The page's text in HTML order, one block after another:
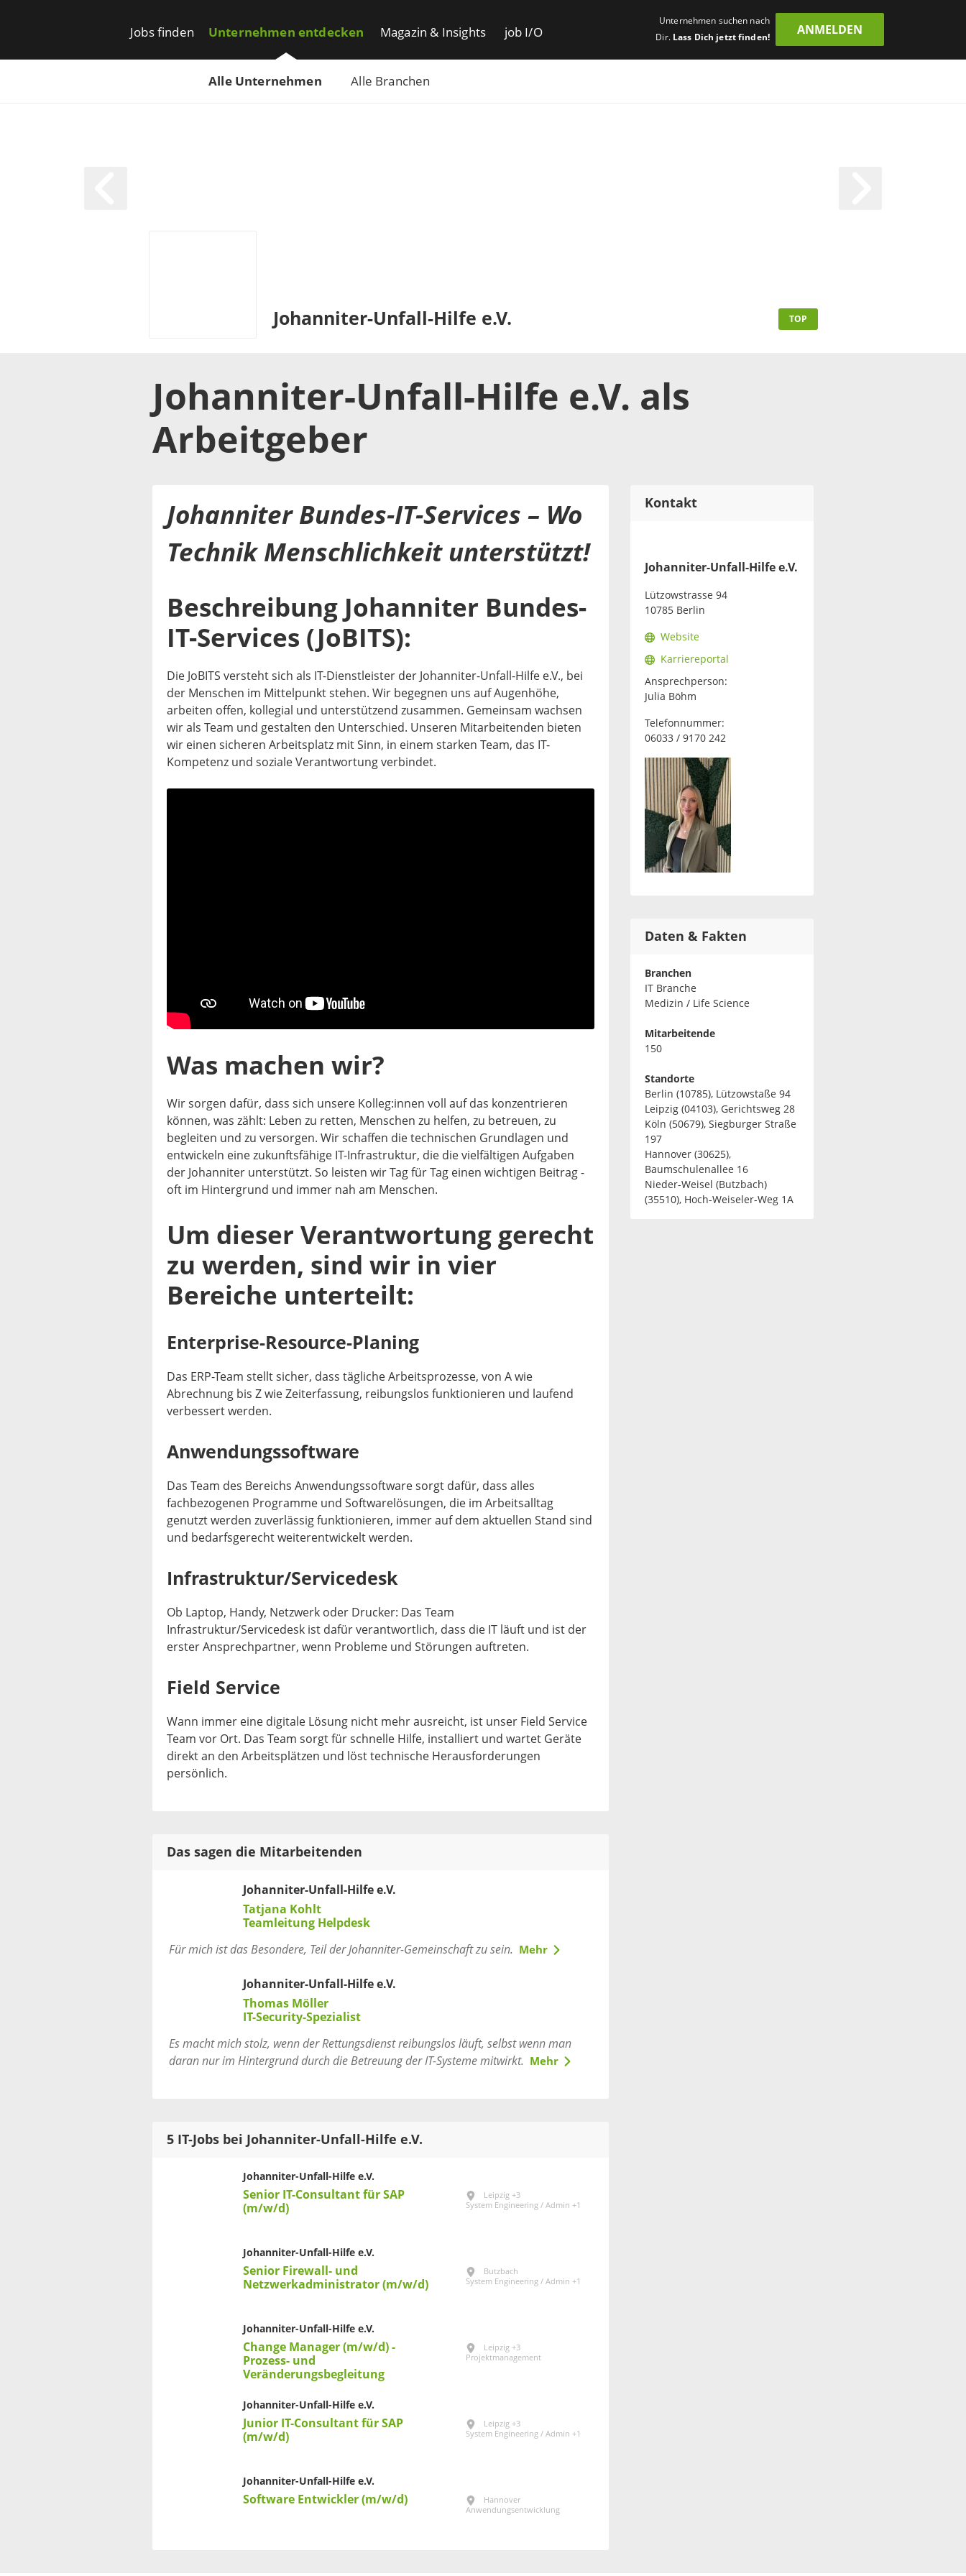
Jobs finden Unternehmen entdecken
Alle Unternehmen Alle Branchen
Magazin & Insights job I/O
Unternehmen suchen nach
Dir. Lass Dich jetzt finden!
ANMELDEN
Johanniter-Unfall-Hilfe e.V. TOP
Johanniter-Unfall-Hilfe e.V. als
Arbeitgeber
Johanniter Bundes-IT-Services – Wo
Technik Menschlichkeit unterstützt!
Beschreibung Johanniter Bundes-
IT-Services (JoBITS):
Die JoBITS versteht sich als IT-Dienstleister der Johanniter-Unfall-Hilfe e.V., bei
der Menschen im Mittelpunkt stehen. Wir begegnen uns auf Augenhöhe,
arbeiten offen, kollegial und unterstützend zusammen. Gemeinsam wachsen
wir als Team und gestalten den Unterschied. Unseren Mitarbeitenden bieten
wir einen sicheren Arbeitsplatz mit Sinn, in einem starken Team, das IT-
Kompetenz und soziale Verantwortung verbindet.
Was machen wir?
Wir sorgen dafür, dass sich unsere Kolleg:innen voll auf das konzentrieren
können, was zählt: Leben zu retten, Menschen zu helfen, zu betreuen, zu
begleiten und zu versorgen. Wir schaffen die technischen Grundlagen und
entwickeln eine zukunftsfähige IT-Infrastruktur, die die vielfältigen Aufgaben
der Johanniter unterstützt. So leisten wir Tag für Tag einen wichtigen Beitrag -
oft im Hintergrund und immer nah am Menschen.
Um dieser Verantwortung gerecht
zu werden, sind wir in vier
Bereiche unterteilt:
Enterprise-Resource-Planing
Das ERP-Team stellt sicher, dass tägliche Arbeitsprozesse, von A wie
Abrechnung bis Z wie Zeiterfassung, reibungslos funktionieren und laufend
verbessert werden.
Anwendungssoftware
Das Team des Bereichs Anwendungssoftware sorgt dafür, dass alles
fachbezogenen Programme und Softwarelösungen, die im Arbeitsalltag
genutzt werden zuverlässig funktionieren, immer auf dem aktuellen Stand sind
und bedarfsgerecht weiterentwickelt werden.
Infrastruktur/Servicedesk
Ob Laptop, Handy, Netzwerk oder Drucker: Das Team
Infrastruktur/Servicedesk ist dafür verantwortlich, dass die IT läuft und ist der
erster Ansprechpartner, wenn Probleme und Störungen auftreten.
Field Service
Wann immer eine digitale Lösung nicht mehr ausreicht, ist unser Field Service
Team vor Ort. Das Team sorgt für schnelle Hilfe, installiert und wartet Geräte
direkt an den Arbeitsplätzen und löst technische Herausforderungen
persönlich.
Das sagen die Mitarbeitenden
Johanniter-Unfall-Hilfe e.V.
Tatjana Kohlt
Teamleitung Helpdesk
Für mich ist das Besondere, Teil der Johanniter-Gemeinschaft zu sein. Mehr
Johanniter-Unfall-Hilfe e.V.
Thomas Möller
IT-Security-Spezialist
Es macht mich stolz, wenn der Rettungsdienst reibungslos läuft, selbst wenn man
daran nur im Hintergrund durch die Betreuung der IT-Systeme mitwirkt. Mehr
5 IT-Jobs bei Johanniter-Unfall-Hilfe e.V.
Johanniter-Unfall-Hilfe e.V.
Senior IT-Consultant für SAP
(m/w/d)
Leipzig +3
System Engineering / Admin +1
Johanniter-Unfall-Hilfe e.V.
Senior Firewall- und
Netzwerkadministrator (m/w/d)
Butzbach
System Engineering / Admin +1
Johanniter-Unfall-Hilfe e.V.
Change Manager (m/w/d) -
Prozess- und
Veränderungsbegleitung
Leipzig +3
Projektmanagement
Johanniter-Unfall-Hilfe e.V.
Junior IT-Consultant für SAP
(m/w/d)
Leipzig +3
System Engineering / Admin +1
Johanniter-Unfall-Hilfe e.V.
Software Entwickler (m/w/d)
Hannover
Anwendungsentwicklung
Kontakt
Johanniter-Unfall-Hilfe e.V.
Lützowstrasse 94
10785 Berlin
Website
Karriereportal
Ansprechperson:
Julia Böhm
Telefonnummer:
06033 / 9170 242
Daten & Fakten
Branchen
IT Branche
Medizin / Life Science
Mitarbeitende
150
Standorte
Berlin (10785), Lützowstaße 94
Leipzig (04103), Gerichtsweg 28
Köln (50679), Siegburger Straße
197
Hannover (30625),
Baumschulenallee 16
Nieder-Weisel (Butzbach)
(35510), Hoch-Weiseler-Weg 1A